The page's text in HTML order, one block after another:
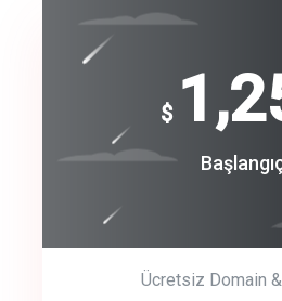
$
Ücretsiz Domain
Free
Basic